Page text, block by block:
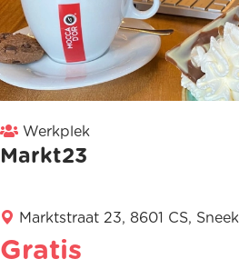
Werkplek
Markt23
Marktstraat 23, 8601 CS, Sneek
Gratis